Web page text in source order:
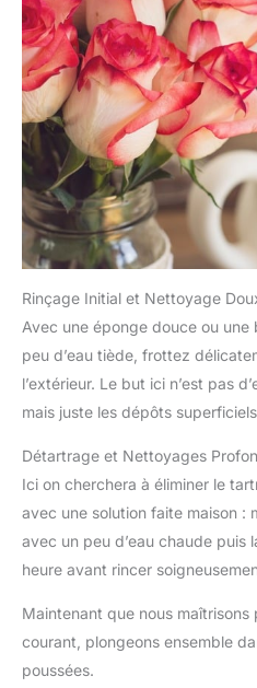
Rinçage Initial et Nettoyage
Avec une éponge douce ou une
peu d’eau tiède, frottez
l’extérieur. Le but ici n’est pas
mais juste les dépôts
Détartrage et Nettoyages
Ici on cherchera à éliminer le
avec une solution faite maison :
avec un peu d’eau chaude puis
heure avant rincer
Maintenant que nous
courant, plongeons ensemble
poussées.